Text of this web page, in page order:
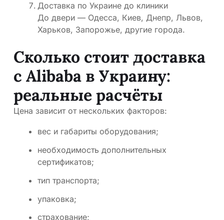
Доставка по Украине до клиники
До двери — Одесса, Киев, Днепр, Львов,
Харьков, Запорожье, другие города.
Сколько стоит доставка
с Alibaba в Украину:
реальные расчёты
Цена зависит от нескольких факторов:
вес и габариты оборудования;
необходимость дополнительных
сертификатов;
тип транспорта;
упаковка;
страхование;